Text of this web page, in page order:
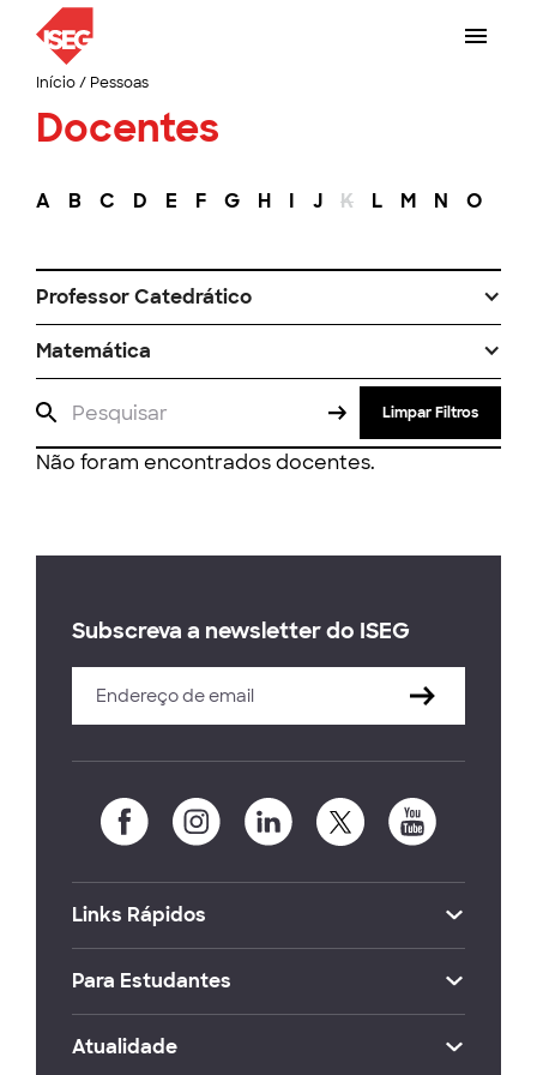
Início/ Pessoas
Docentes
A B C D E F G H I J K L M N O
Professor Catedrático
Matemática
Limpar Filtros
Não foram encontrados docentes.
Subscreva a newsletter do ISEG
Links Rápidos
Para Estudantes
Atualidade